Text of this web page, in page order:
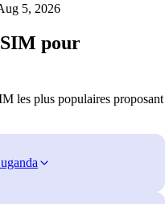
5, 2026
pour
les plus populaires proposant